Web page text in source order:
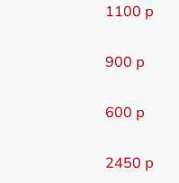
1100 р
900 р
600 р
2450 р